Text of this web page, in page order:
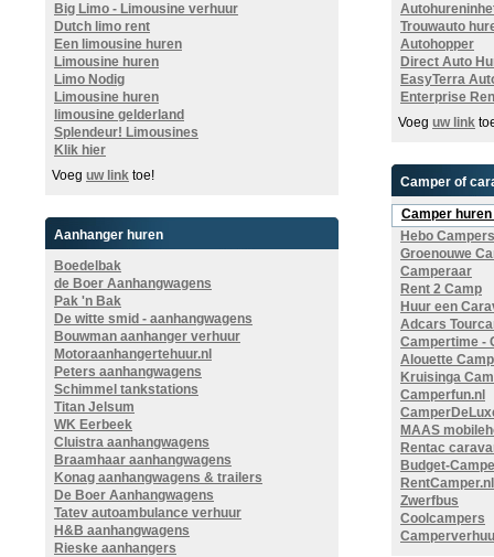
Big Limo - Limousine verhuur
Dutch limo rent
Een limousine huren
Limousine huren
Limo Nodig
Limousine huren
limousine gelderland
Splendeur! Limousines
Klik hier
Voeg uw link toe!
Aanhanger huren
Boedelbak
de Boer Aanhangwagens
Pak 'n Bak
De witte smid - aanhangwagens
Bouwman aanhanger verhuur
Motoraanhangertehuur.nl
Peters aanhangwagens
Schimmel tankstations
Titan Jelsum
WK Eerbeek
Cluistra aanhangwagens
Braamhaar aanhangwagens
Konag aanhangwagens & trailers
De Boer Aanhangwagens
Tatev autoambulance verhuur
H&B aanhangwagens
Rieske aanhangers
Trouwauto
Autohopper
Direct Auto
EasyTerra
Enterprise
Voeg uw link
Camper of
Camper
Hebo
Groenouwe
Camperaar
Rent 2 Camp
Huur een
Adcars
Campertime -
Alouette
Kruisinga
Camperfun.nl
MAAS
Rentac
Budget-
RentCamper.nl
Zwerfbus
Coolcampers